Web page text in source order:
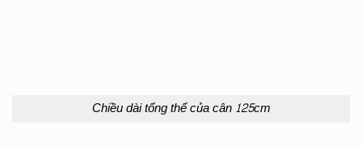
Chiều dài tổng thể của cân 125cm